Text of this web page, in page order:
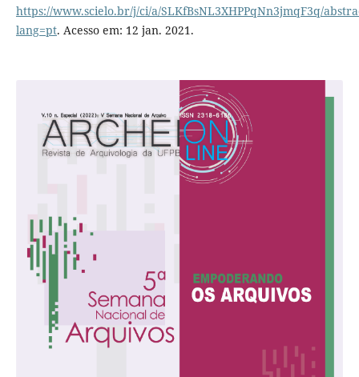
https://www.scielo.br/j/ci/a/SLKfBsNL3XHPPqNn3jmqF3q/
lang=pt. Acesso em: 12 jan. 2021.